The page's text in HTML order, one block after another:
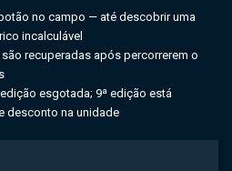
no campo — até descobrir uma
incalculável
recuperadas após percorrerem o
esgotada; 9ª edição está
desconto na unidade